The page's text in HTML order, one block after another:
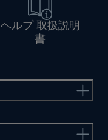
ヘルプ 取扱説明
書